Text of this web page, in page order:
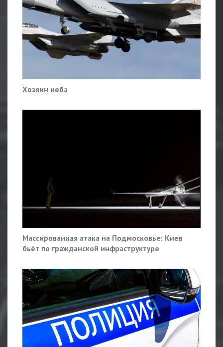
Хозяин неба
Массированная атака на Подмосковье: Киев
бьёт по гражданской инфраструктуре